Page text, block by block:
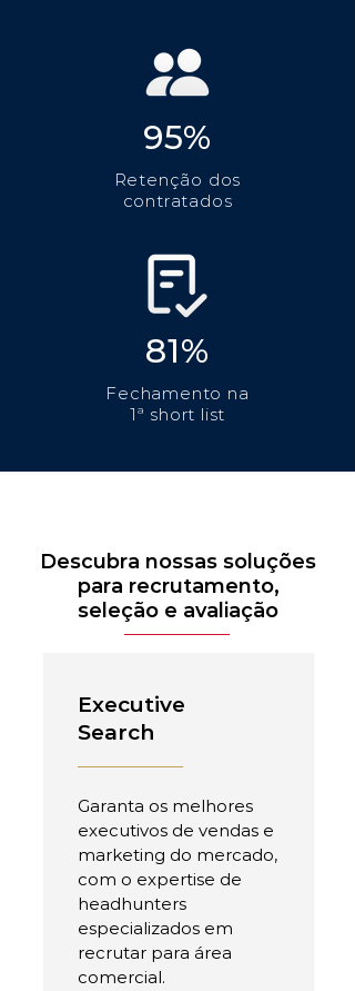
95%
Retenção dos
contratados
81%
Fechamento na
1ª short list
Descubra nossas soluções
para recrutamento,
seleção e avaliação
Executive
Search
Garanta os melhores
executivos de vendas e
marketing do mercado,
com o expertise de
headhunters
especializados em
recrutar para área
comercial.